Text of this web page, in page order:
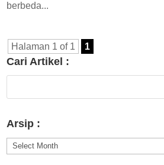
berbeda...
Halaman 1 of 1 1
Cari Artikel :
Arsip :
Arsip